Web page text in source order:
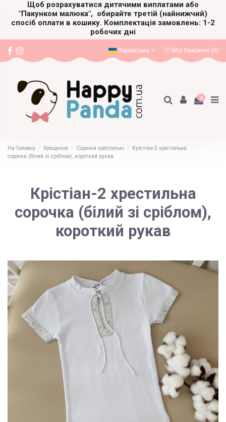
Щоб розрахуватися дитячими виплатами або
"Пакунком малюка", обирайте третій (найнижчий)
спосіб оплати в кошику. Комплектація замовлень: 1-2
робочих дні
Українська Мої бажання (0)
0
На Головну Хрещення Сорочки хрестильні
Крістіан-2 хрестильна
сорочка (білий зі сріблом), короткий рукав
Крістіан-2 хрестильна
сорочка (білий зі сріблом),
короткий рукав